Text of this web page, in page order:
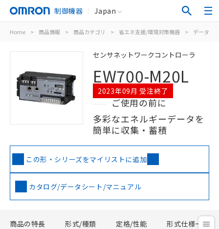
制御機器 Japan
Home > 商品情報 > 商品カテゴリ > 省エネ支援/環境対策機器 > データ収
センサネットワークコントローラ
EW700-M20L
2023年09月 受注終了
ご使用の前に
多彩なエネルギーデータを
簡単に収集・蓄積
この形・シリーズをマイリストに追加
カタログ/データシート/マニュアル
商品の特長 形式/種類 定格/性能 形式仕様一覧